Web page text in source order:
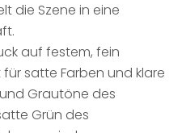
die Szene in eine
auf festem, fein
satte Farben und klare
Grautöne des
Grün des